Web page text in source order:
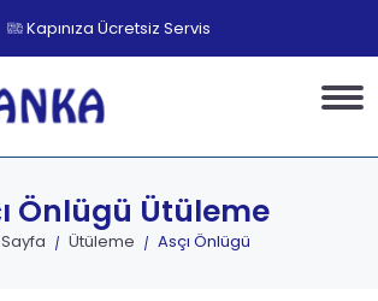
Kapınıza Ücretsiz Servis
Önlügü Ütüleme
Ütüleme Asçı Önlügü